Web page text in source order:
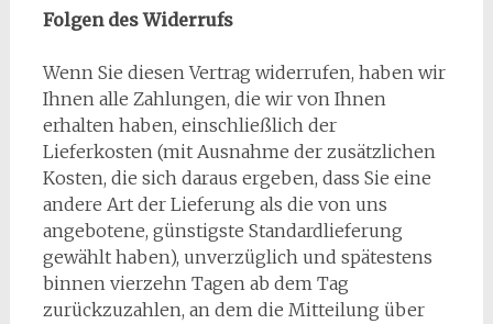
Folgen des Widerrufs
Wenn Sie diesen Vertrag widerrufen, haben wir
Ihnen alle Zahlungen, die wir von Ihnen
erhalten haben, einschließlich der
Lieferkosten (mit Ausnahme der zusätzlichen
Kosten, die sich daraus ergeben, dass Sie eine
andere Art der Lieferung als die von uns
angebotene, günstigste Standardlieferung
gewählt haben), unverzüglich und spätestens
binnen vierzehn Tagen ab dem Tag
zurückzuzahlen, an dem die Mitteilung über